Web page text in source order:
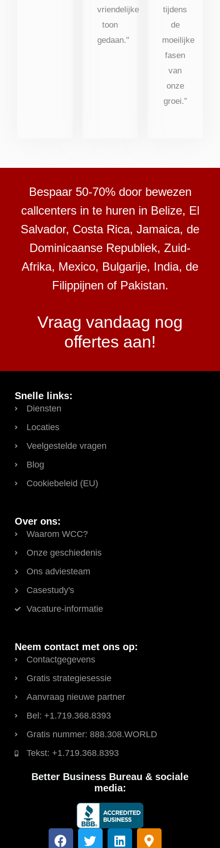
vriendelijke
toon
gedaan."
tijdens
de
moeilijke
fasen
van
onze
groei.”
Bespaar 50-70% door bewezen
callcenters in te huren in Belize, El
Salvador, Costa Rica, Jamaica, de
Dominicaanse Republiek, Zuid-
Afrika, Mexico, Bulgarije, India, de
Filippijnen of Pakistan.
Vraag vandaag nog
offertes aan!
Snelle links:
Diensten
Locaties
Veelgestelde vragen
Blog
Cookiebeleid (EU)
Over ons:
Waarom WCC?
Onze geschiedenis
Ons adviesteam
Casestudy's
Vacature-informatie
Neem contact met ons op:
Contactgegevens
Gratis strategiesessie
Aanvraag nieuwe partner
Bel: +1.719.368.8393
Gratis nummer: 888.308.WORLD
Tekst: +1.719.368.8393
Better Business Bureau & sociale
media:
F
T
L
K